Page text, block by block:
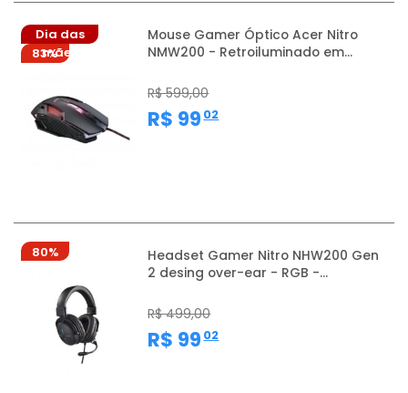
Dia das
mães
83%
Mouse Gamer Óptico Acer Nitro
NMW200 - Retroiluminado em...
R$ 599,00
R$ 99 ,02
80%
Headset Gamer Nitro NHW200 Gen
2 desing over-ear - RGB -...
R$ 499,00
R$ 99 ,02